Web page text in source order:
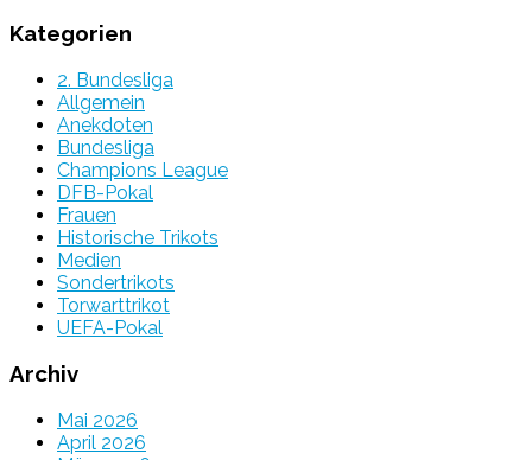
Kategorien
2. Bundesliga
Allgemein
Anekdoten
Bundesliga
Champions League
DFB-Pokal
Frauen
Historische Trikots
Medien
Sondertrikots
Torwarttrikot
UEFA-Pokal
Archiv
Mai 2026
April 2026